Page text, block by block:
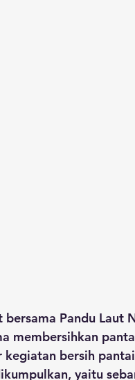
Pandu Laut
membersihkan
kegiatan bersih
yaitu